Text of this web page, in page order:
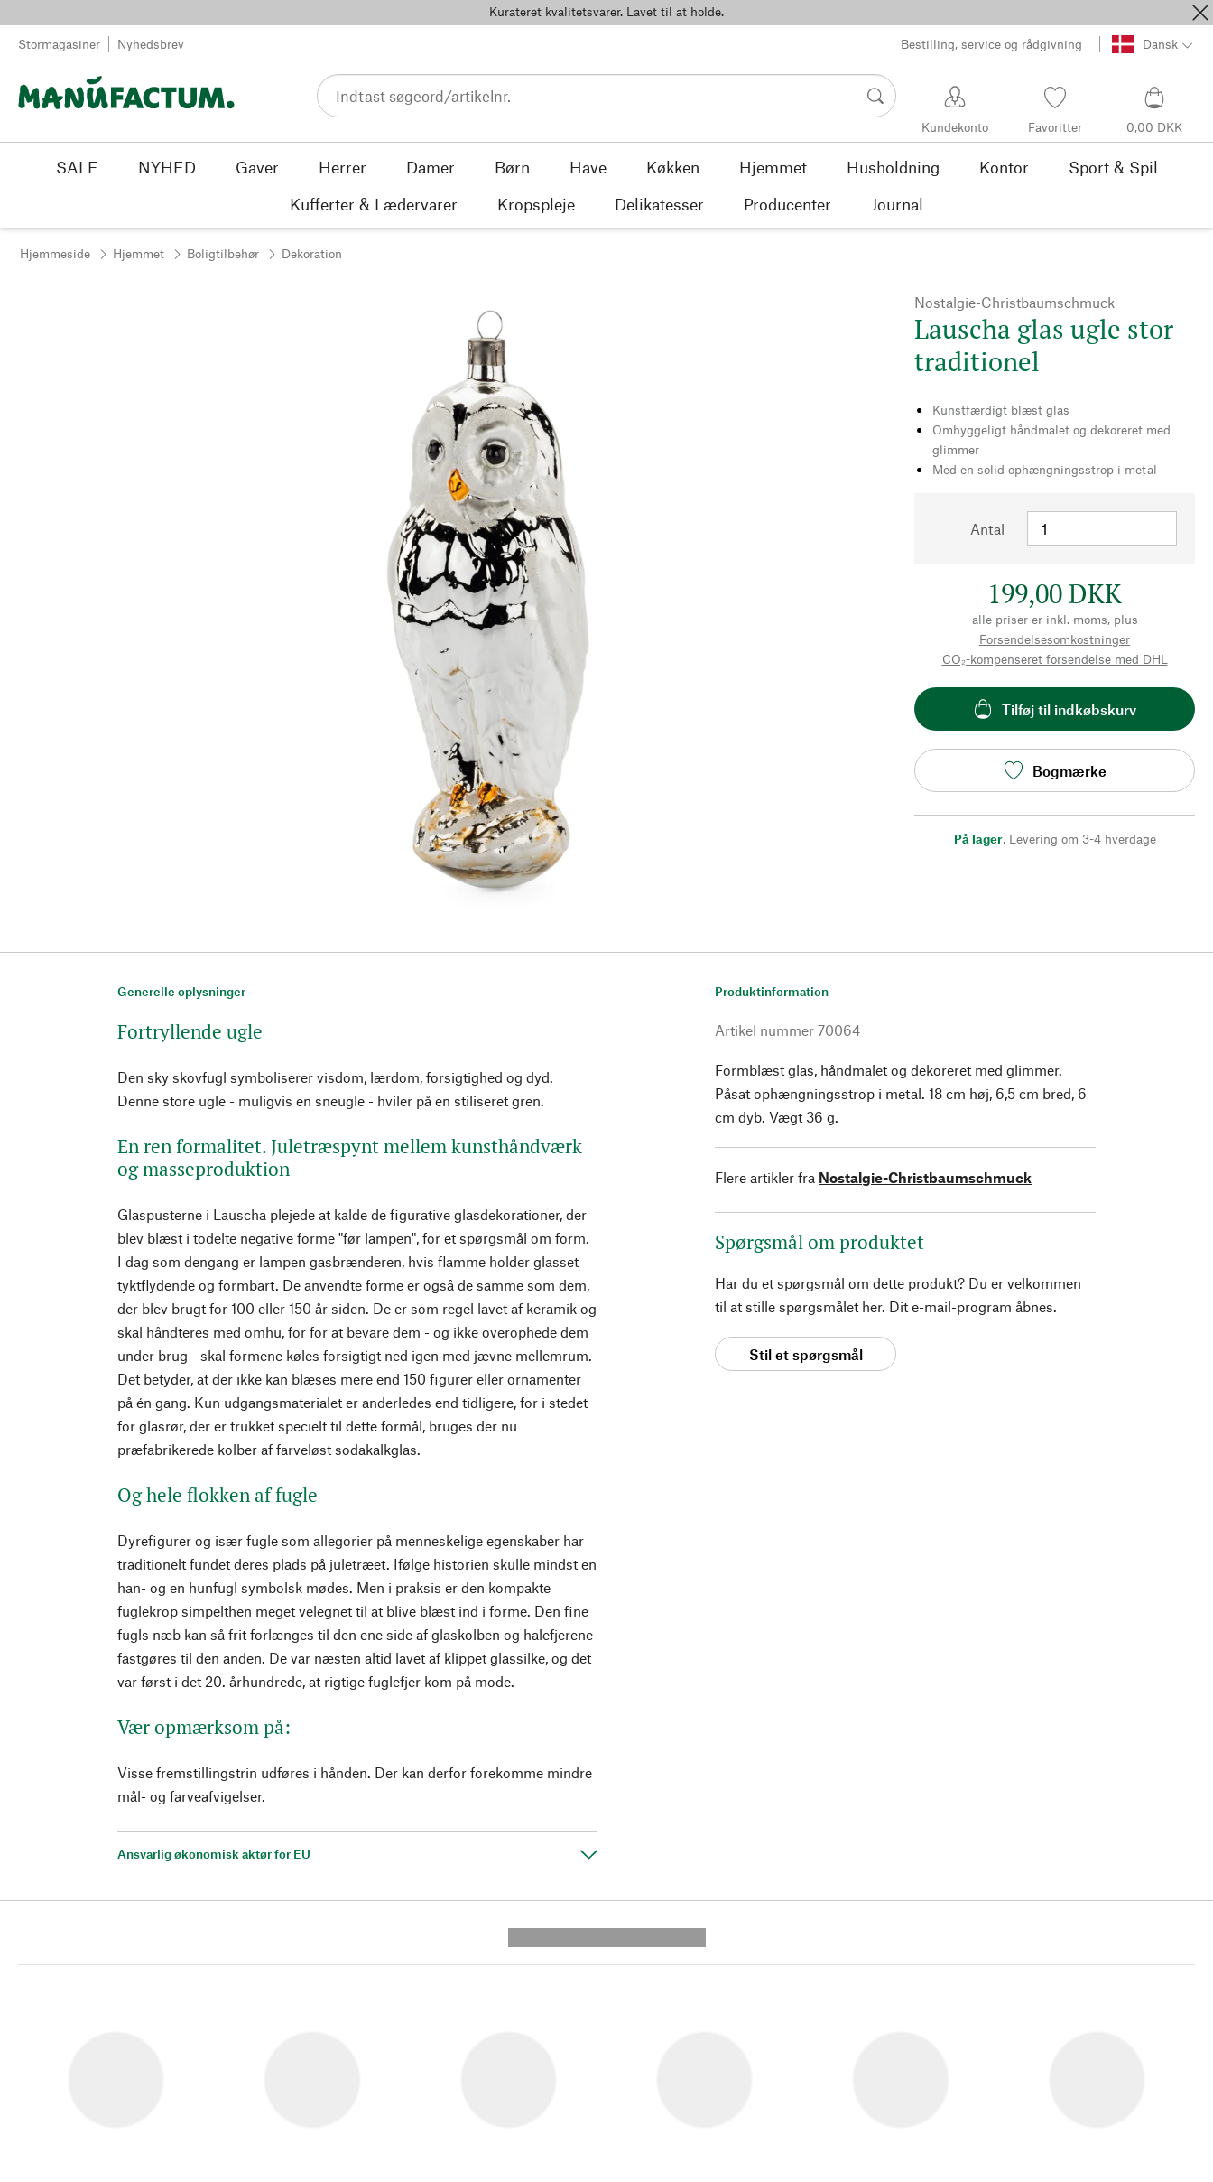
Kurateret kvalitetsvarer. Lavet til at holde.
Stormagasiner Nyhedsbrev Bestilling, service og rådgivning Dansk
Kundekonto Favoritter 0,00 DKK
SALE NYHED Gaver Herrer Damer Børn Have Køkken Hjemmet Husholdning Kontor
Sport & Spil
Kufferter & Lædervarer
Kropspleje Delikatesser Producenter Journal
Hjemmeside Hjemmet Boligtilbehør Dekoration
Nostalgie-Christbaumschmuck
Lauscha glas ugle stor
traditionel
Kunstfærdigt blæst glas
Omhyggeligt håndmalet og dekoreret med
glimmer
Med en solid ophængningsstrop i metal
Antal
199,00 DKK
alle priser er inkl. moms, plus
Forsendelsesomkostninger
CO₂-kompenseret forsendelse med DHL
Tilføj til indkøbskurv
Bogmærke
På lager, Levering om 3-4 hverdage
Generelle oplysninger
Fortryllende ugle
Den sky skovfugl symboliserer visdom, lærdom, forsigtighed og dyd.
Denne store ugle - muligvis en sneugle - hviler på en stiliseret gren.
En ren formalitet. Juletræspynt mellem kunsthåndværk
og masseproduktion
Glaspusterne i Lauscha plejede at kalde de figurative glasdekorationer, der
blev blæst i todelte negative forme "før lampen", for et spørgsmål om form.
I dag som dengang er lampen gasbrænderen, hvis flamme holder glasset
tyktflydende og formbart. De anvendte forme er også de samme som dem,
der blev brugt for 100 eller 150 år siden. De er som regel lavet af keramik og
skal håndteres med omhu, for for at bevare dem - og ikke overophede dem
under brug - skal formene køles forsigtigt ned igen med jævne mellemrum.
Det betyder, at der ikke kan blæses mere end 150 figurer eller ornamenter
på én gang. Kun udgangsmaterialet er anderledes end tidligere, for i stedet
for glasrør, der er trukket specielt til dette formål, bruges der nu
præfabrikerede kolber af farveløst sodakalkglas.
Og hele flokken af fugle
Dyrefigurer og især fugle som allegorier på menneskelige egenskaber har
traditionelt fundet deres plads på juletræet. Ifølge historien skulle mindst en
han- og en hunfugl symbolsk mødes. Men i praksis er den kompakte
fuglekrop simpelthen meget velegnet til at blive blæst ind i forme. Den fine
fugls næb kan så frit forlænges til den ene side af glaskolben og halefjerene
fastgøres til den anden. De var næsten altid lavet af klippet glassilke, og det
var først i det 20. århundrede, at rigtige fuglefjer kom på mode.
Vær opmærksom på:
Visse fremstillingstrin udføres i hånden. Der kan derfor forekomme mindre
mål- og farveafvigelser.
Ansvarlig økonomisk aktør for EU
Produktinformation
Artikel nummer 70064
Formblæst glas, håndmalet og dekoreret med glimmer.
Påsat ophængningsstrop i metal. 18 cm høj, 6,5 cm bred, 6
cm dyb. Vægt 36 g.
Flere artikler fra Nostalgie-Christbaumschmuck
Spørgsmål om produktet
Har du et spørgsmål om dette produkt? Du er velkommen
til at stille spørgsmålet her. Dit e-mail-program åbnes.
Stil et spørgsmål